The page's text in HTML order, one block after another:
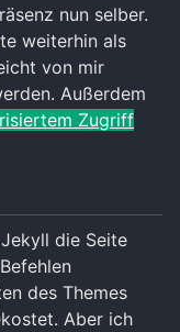
nun selber.
weiterhin als
von mir
Außerdem
Zugriff
die Seite
des Themes
Aber ich